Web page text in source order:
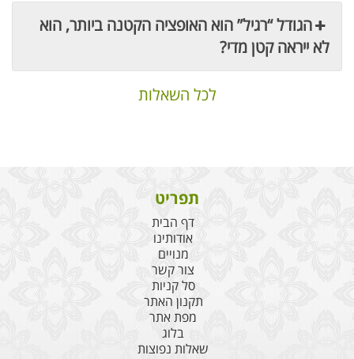
הגודל “רגיל” הוא האופציה הקטנה ביותר, הוא
לא ייראה קטן מדי?
לכל השאלות
תפריט
דף הבית
אודותינו
מנויים
צור קשר
סל קניות
תקנון האתר
מפת אתר
בלוג
שאלות נפוצות